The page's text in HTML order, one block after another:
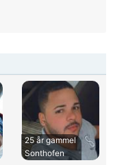
25 år gammel
Sonthofen